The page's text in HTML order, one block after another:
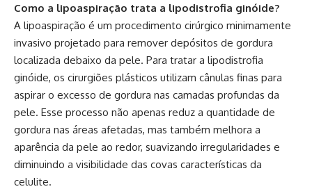
Como a lipoaspiração trata a lipodistrofia ginóide?
A lipoaspiração é um procedimento cirúrgico minimamente
invasivo projetado para remover depósitos de gordura
localizada debaixo da pele. Para tratar a lipodistrofia
ginóide, os cirurgiões plásticos utilizam cânulas finas para
aspirar o excesso de gordura nas camadas profundas da
pele. Esse processo não apenas reduz a quantidade de
gordura nas áreas afetadas, mas também melhora a
aparência da pele ao redor, suavizando irregularidades e
diminuindo a visibilidade das covas características da
celulite.